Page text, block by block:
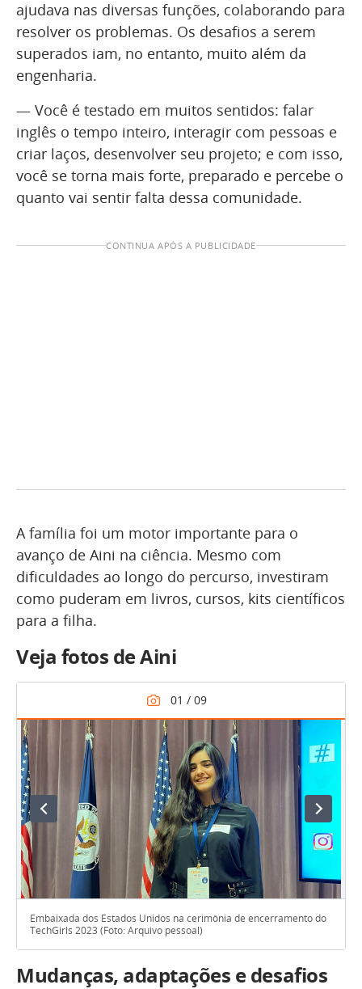
ajudava nas diversas funções, colaborando para
resolver os problemas. Os desafios a serem
superados iam, no entanto, muito além da
engenharia.
— Você é testado em muitos sentidos: falar
inglês o tempo inteiro, interagir com pessoas e
criar laços, desenvolver seu projeto; e com isso,
você se torna mais forte, preparado e percebe o
quanto vai sentir falta dessa comunidade.
CONTINUA APÓS A PUBLICIDADE
A família foi um motor importante para o
avanço de Aini na ciência. Mesmo com
dificuldades ao longo do percurso, investiram
como puderam em livros, cursos, kits científicos
para a filha.
Veja fotos de Aini
Embaixada dos Estados Unidos na cerimônia de encerramento do
TechGirls 2023 (Foto: Arquivo pessoal)
Mudanças, adaptações e desafios